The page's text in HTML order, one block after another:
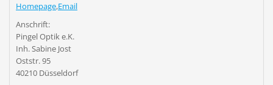
Homepage,Email
Anschrift:
Pingel Optik e.K.
Inh. Sabine Jost
Oststr. 95
40210 Düsseldorf